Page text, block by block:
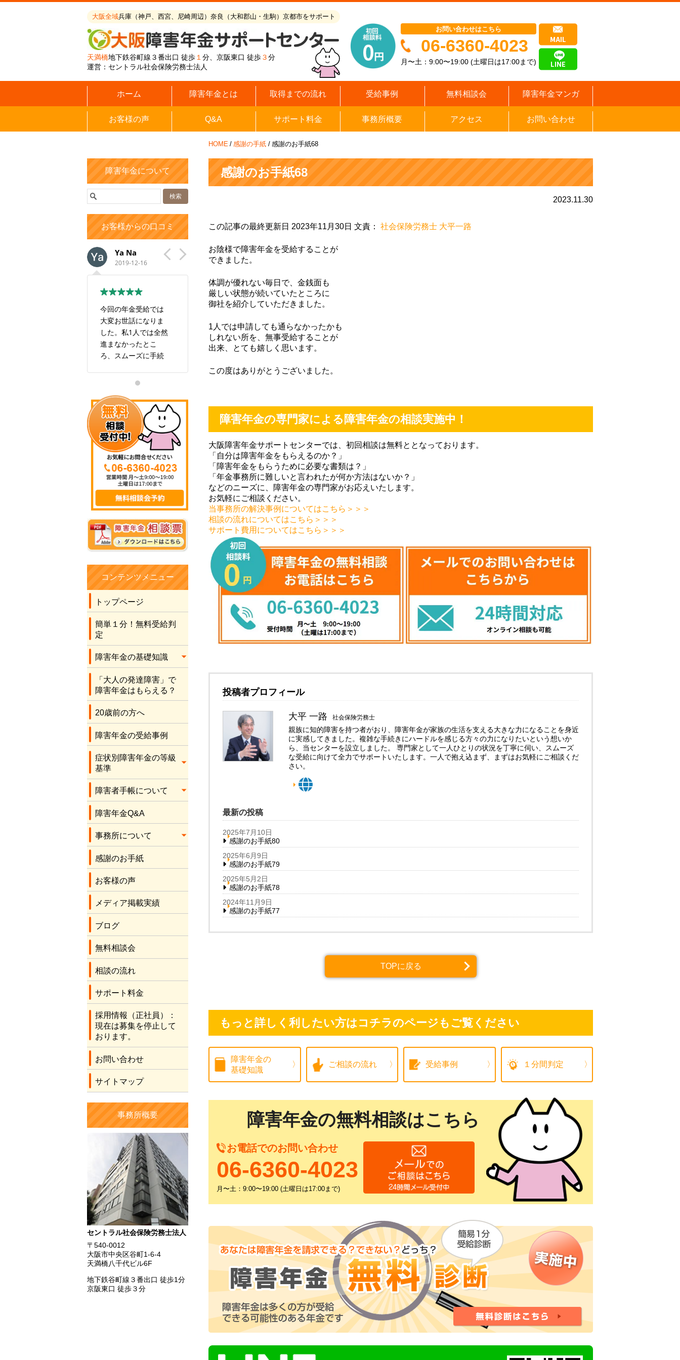
大阪全域兵庫（神戸、西宮、尼崎周辺）奈良（大和郡山・生駒）京都市をサポート
天満橋地下鉄谷町線３番出口 徒歩１分、京阪東口 徒歩３分
運営：セントラル社会保険労務士法人
お問い合わせはこちら
06-6360-4023
月〜土：9:00〜19:00 (土曜日は17:00まで)
ホーム 障害年金とは 取得までの流れ 受給事例 無料相談会 障害年金マンガ
お客様の声 Q&A サポート料金 事務所概要 アクセス お問い合わせ
HOME / 感謝の手紙 / 感謝のお手紙68
障害年金について
お客様からの口コミ
Ya Na
2019-12-16
今回の年金受給では
大変お世話になりま
した。私1人では全然
進まなかったとこ
ろ、スムーズに手続
しております。また
あるかと思いますが
何卒よろしくお願い
致します。本当にあ
りがとうございまし
た。
いちごみるく
2019-12-02
すごい丁寧で、とて
も良い社労士さんで
す！
上山良二
初めての障害年金の
たが、障害年金の種
類や手続きの流れや
必要なもの等を丁寧
に説明してもらい安
してくださり、先生
には大変感謝してま
いました。
時もよろしくお願い
します。
コンテンツメニュー
トップページ
簡単１分！無料受給判
定
障害年金の基礎知識
「大人の発達障害」で
障害年金はもらえる？
20歳前の方へ
障害年金の受給事例
症状別障害年金の等級
基準
障害者手帳について
障害年金Q&A
事務所について
感謝のお手紙
お客様の声
メディア掲載実績
ブログ
無料相談会
相談の流れ
サポート料金
採用情報（正社員）：
現在は募集を停止して
おります。
お問い合わせ
サイトマップ
事務所概要
セントラル社会保険労務士法人
〒540-0012
大阪市中央区谷町1-6-4
天満橋八千代ビル6F
地下鉄谷町線３番出口 徒歩1分
京阪東口 徒歩３分
感謝のお手紙68
2023.11.30
この記事の最終更新日 2023年11月30日 文責： 社会保険労務士 大平一路
お陰様で障害年金を受給することが
できました。
体調が優れない毎日で、金銭面も
厳しい状態が続いていたところに
御社を紹介していただきました。
1人では申請しても通らなかったかも
しれない所を、無事受給することが
出来、とても嬉しく思います。
この度はありがとうございました。
障害年金の専門家による障害年金の相談実施中！
大阪障害年金サポートセンターでは、初回相談は無料ととなっております。
「自分は障害年金をもらえるのか？」
「障害年金をもらうために必要な書類は？」
「年金事務所に難しいと言われたが何か方法はないか？」
などのニーズに、障害年金の専門家がお応えいたします。
お気軽にご相談ください。
当事務所の解決事例についてはこちら＞＞＞
相談の流れについてはこちら＞＞＞
サポート費用についてはこちら＞＞＞
投稿者プロフィール
大平 一路 社会保険労務士
親族に知的障害を持つ者がおり、障害年金が家族の生活を支える大きな力になることを身近
に実感してきました。複雑な手続きにハードルを感じる方々の力になりたいという想いか
ら、当センターを設立しました。 専門家として一人ひとりの状況を丁寧に伺い、スムーズ
な受給に向けて全力でサポートいたします。一人で抱え込まず、まずはお気軽にご相談くだ
さい。
最新の投稿
2025年7月10日
感謝のお手紙80
2025年6月9日
感謝のお手紙79
2025年5月2日
感謝のお手紙78
2024年11月9日
感謝のお手紙77
TOPに戻る
もっと詳しく利したい方はコチラのページもご覧ください
障害年金の
基礎知識
ご相談の流れ 受給事例 １分間判定
障害年金の無料相談はこちら
お電話でのお問い合わせ
06-6360-4023
月〜土：9:00〜19:00 (土曜日は17:00まで)